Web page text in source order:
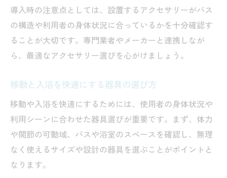
導入時の注意点としては、設置するアクセサリーがバス
の構造や利用者の身体状況に合っているかを十分確認す
ることが大切です。専門業者やメーカーと連携しなが
ら、最適なアクセサリー選びを心がけましょう。
移動と入浴を快適にする器具の選び方
移動や入浴を快適にするためには、使用者の身体状況や
利用シーンに合わせた器具選びが重要です。まず、体力
や関節の可動域、バスや浴室のスペースを確認し、無理
なく使えるサイズや設計の器具を選ぶことがポイントと
なります。